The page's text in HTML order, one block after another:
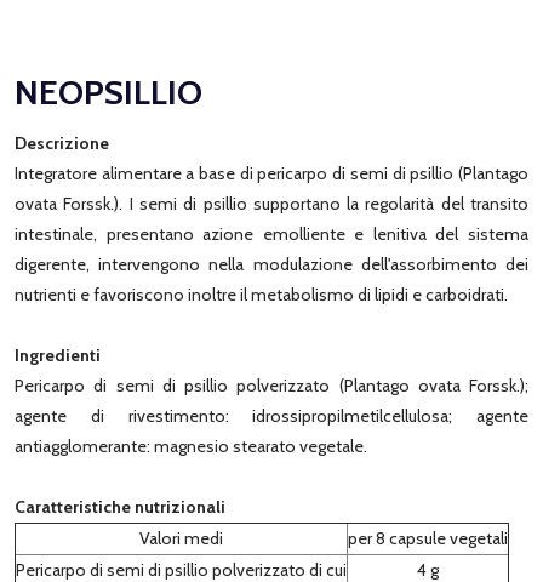
NEOPSILLIO
Descrizione
Integratore alimentare a base di pericarpo di semi di psillio (Plantago
ovata Forssk.). I semi di psillio supportano la regolarità del transito
intestinale, presentano azione emolliente e lenitiva del sistema
digerente, intervengono nella modulazione dell'assorbimento dei
nutrienti e favoriscono inoltre il metabolismo di lipidi e carboidrati.
Ingredienti
Pericarpo di semi di psillio polverizzato (Plantago ovata Forssk.);
agente di rivestimento: idrossipropilmetilcellulosa; agente
antiagglomerante: magnesio stearato vegetale.
Caratteristiche nutrizionali
Valori medi
per 8 capsule vegetali
Pericarpo di semi di psillio polverizzato di cui
4 g